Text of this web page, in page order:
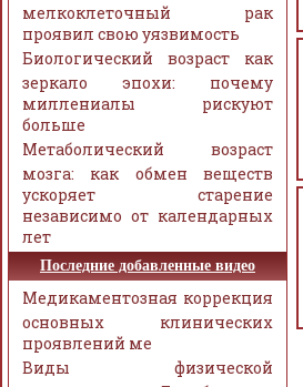
мелкоклеточный рак
проявил свою уязвимость
Биологический возраст как
зеркало эпохи: почему
миллениалы рискуют
больше
Метаболический возраст
мозга: как обмен веществ
ускоряет старение
независимо от календарных
лет
Последние добавленные видео
Медикаментозная коррекция
основных клинических
проявлений ме
Виды физической